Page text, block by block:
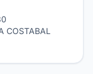
COSTABAL